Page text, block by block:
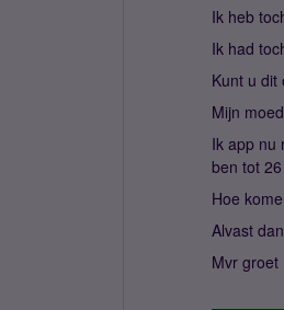
Ik heb
Ik had
Kunt u dit
Mijn
Ik app nu
ben tot
Hoe
Alvast
Mvr groet